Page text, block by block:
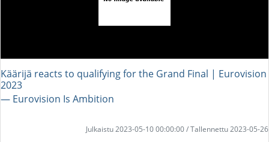
Käärijä reacts to qualifying for the Grand Final | Eurovision
2023
― Eurovision Is Ambition
Julkaistu 2023-05-10 00:00:00 / Tallennettu 2023-05-26